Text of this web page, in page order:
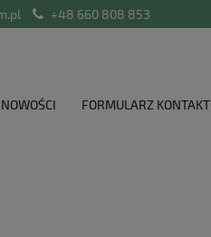
+48 660 808 853
NOWOŚCI FORMULARZ